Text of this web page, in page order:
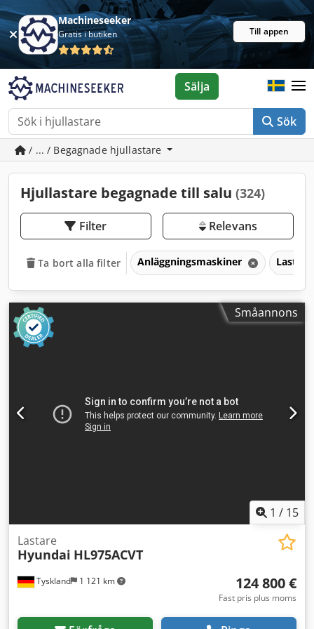
Machineseeker
Gratis i butiken Till appen
Sök
Sälja
/ ... / Begagnade hjullastare
Hjullastare begagnade till salu (324)
Filter Relevans
Ta bort alla filter Anläggningsmaskiner Lastare
Småannons
1 / 15
Tyskland 1 121 km
Lastare
Hyundai HL975ACVT
124 800 €
Fast pris plus moms